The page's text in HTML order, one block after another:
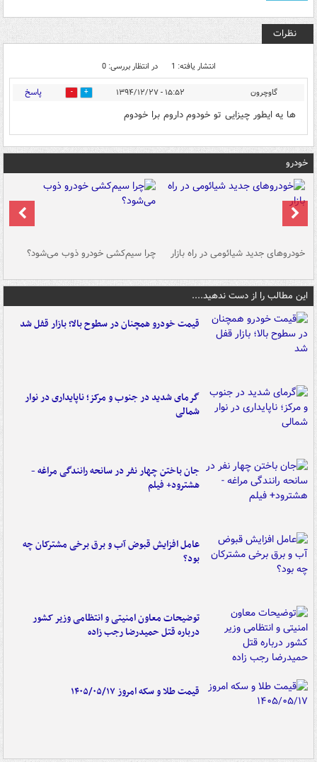
نظرات
انتشار یافته: 1 در انتظار بررسی: 0
گاوچرون ۱۵:۵۲ - ۱۳۹۴/۱۲/۲۷ 0 پاسخ
ها یه ایطور چیزایی تو خودوم داروم برا خودوم
خودرو
خودروهای جدید شیائومی در راه بازار چرا سیم‌کشی خودرو ذوب می‌شود؟
این مطالب را از دست ندهید....
قیمت خودرو همچنان در سطوح بالا؛ بازار قفل شد
گرمای شدید در جنوب و مرکز؛ ناپایداری در نوار
شمالی
جان باختن چهار نفر در سانحه رانندگی مراغه -
هشترود+ فیلم
عامل افزایش قبوض آب و برق برخی مشترکان چه
بود؟
توضیحات معاون امنیتی و انتظامی وزیر کشور
درباره قتل حمیدرضا رجب زاده
قیمت طلا و سکه امروز ۱۴۰۵/۰۵/۱۷